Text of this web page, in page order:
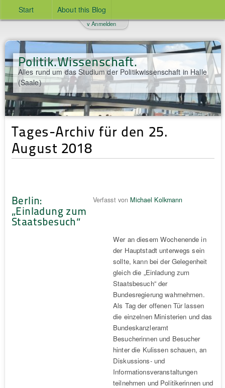
Start About this Blog
Politik.Wissenschaft.
Alles rund um das Studium der Politikwissenschaft in Halle
(Saale)
v Anmelden
Tages-Archiv für den 25.
August 2018
Berlin:
„Einladung zum
Staatsbesuch“
Verfasst von Michael Kolkmann
Wer an diesem Wochenende in
der Hauptstadt unterwegs sein
sollte, kann bei der Gelegenheit
gleich die „Einladung zum
Staatsbesuch“ der
Bundesregierung wahrnehmen.
Als Tag der offenen Tür lassen
die einzelnen Ministerien und das
Bundeskanzleramt
Besucherinnen und Besucher
hinter die Kulissen schauen, an
Diskussions- und
Informationsveranstaltungen
teilnehmen und Politikerinnen und